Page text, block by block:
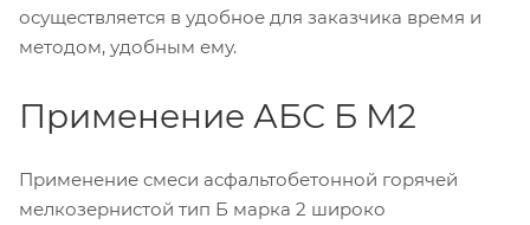
осуществляется в удобное для заказчика время и
методом, удобным ему.
Применение АБС Б М2
Применение смеси асфальтобетонной горячей
мелкозернистой тип Б марка 2 широко